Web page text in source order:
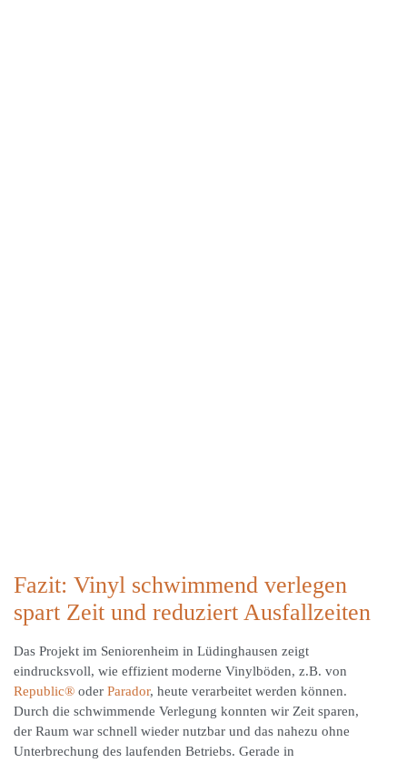
Fazit: Vinyl schwimmend verlegen
spart Zeit und reduziert Ausfallzeiten
Das Projekt im Seniorenheim in Lüdinghausen zeigt
eindrucksvoll, wie effizient moderne Vinylböden, z.B. von
Republic® oder Parador, heute verarbeitet werden können.
Durch die schwimmende Verlegung konnten wir Zeit sparen,
der Raum war schnell wieder nutzbar und das nahezu ohne
Unterbrechung des laufenden Betriebs. Gerade in